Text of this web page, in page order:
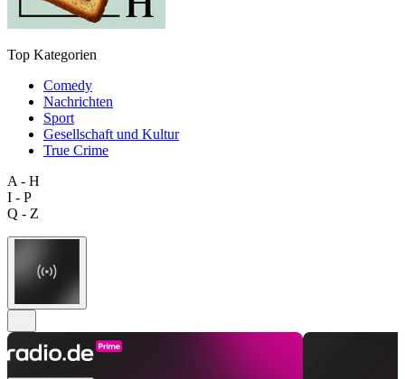
Top Kategorien
Comedy
Nachrichten
Sport
Gesellschaft und Kultur
True Crime
A - H
I - P
Q - Z